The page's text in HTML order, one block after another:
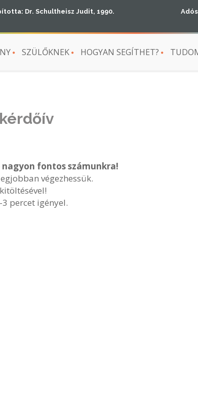
Dr. Schultheisz Judit, 1990.
SZÜLŐKNEK HOGYAN SEGÍTHET?
fontos számunkra!
végezhessük.
percet igényel.